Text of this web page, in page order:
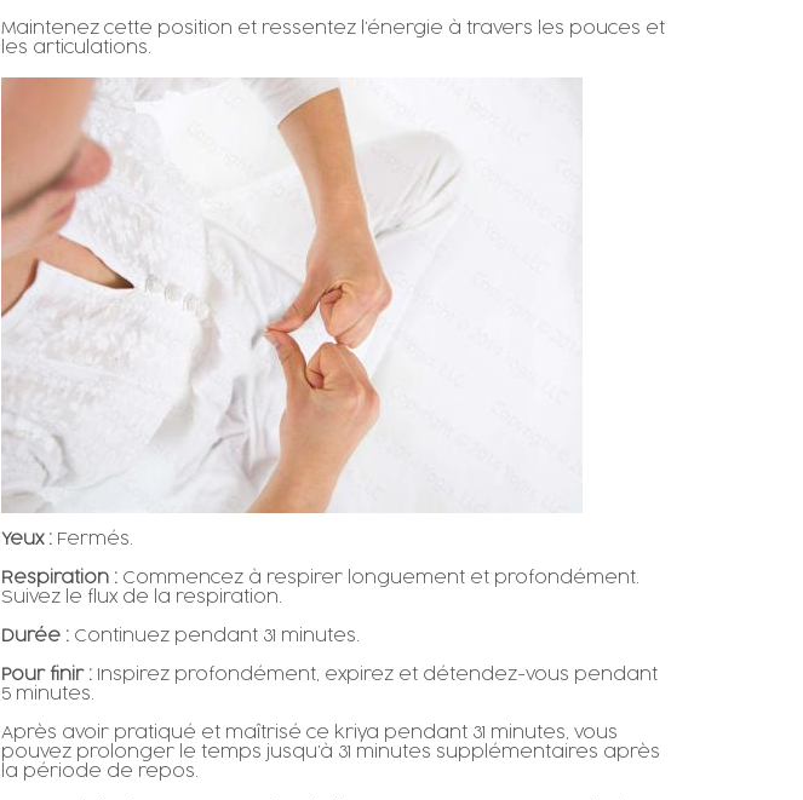
Maintenez cette position et ressentez l’énergie à travers les pouces et
les articulations.
Yeux : Fermés.
Respiration : Commencez à respirer longuement et profondément.
Suivez le flux de la respiration.
Durée : Continuez pendant 31 minutes.
Pour finir : Inspirez profondément, expirez et détendez-vous pendant
5 minutes.
Après avoir pratiqué et maîtrisé ce kriya pendant 31 minutes, vous
pouvez prolonger le temps jusqu’à 31 minutes supplémentaires après
la période de repos.